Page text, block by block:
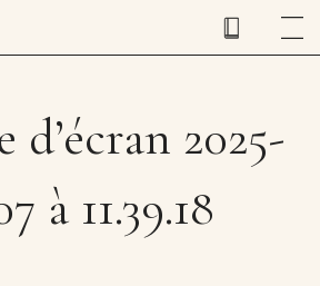
d’écran 2025-
à 11.39.18